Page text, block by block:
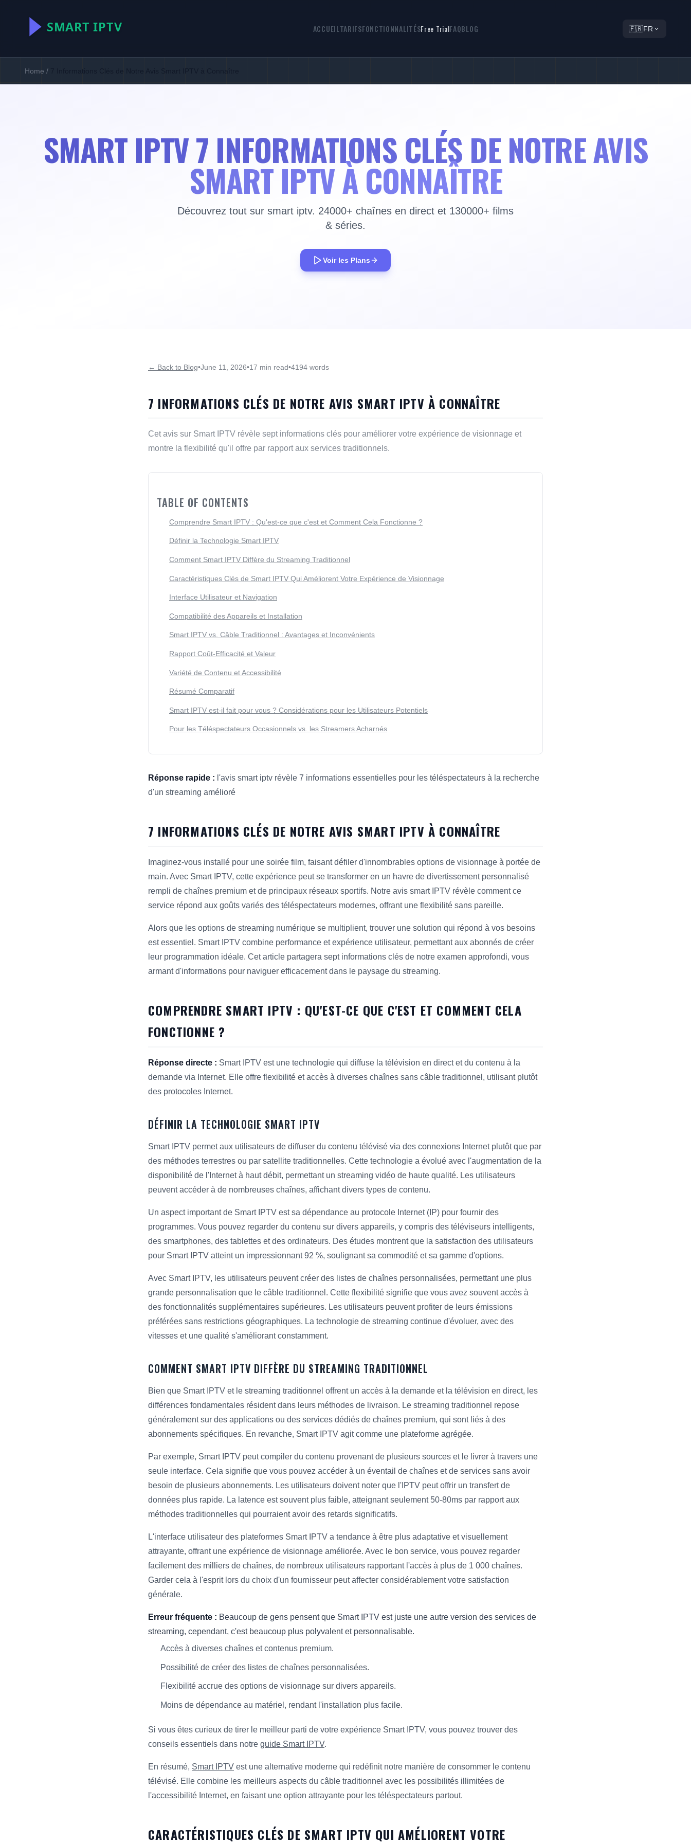
ACCUEIL TARIFSFONCTIONNALITÉSFree TrialFAQBLOG 🇫🇷FR
Home / 7 Informations Clés de Notre Avis Smart IPTV à Connaître
SMART IPTV 7 INFORMATIONS CLÉS DE NOTRE AVIS
SMART IPTV À CONNAÎTRE
Découvrez tout sur smart iptv. 24000+ chaînes en direct et 130000+ films
& séries.
Voir les Plans
← Back to Blog•June 11, 2026•17 min read•4194 words
7 INFORMATIONS CLÉS DE NOTRE AVIS SMART IPTV À CONNAÎTRE
Cet avis sur Smart IPTV révèle sept informations clés pour améliorer votre expérience de visionnage et
montre la flexibilité qu'il offre par rapport aux services traditionnels.
TABLE OF CONTENTS
Comprendre Smart IPTV : Qu'est-ce que c'est et Comment Cela Fonctionne ?
Définir la Technologie Smart IPTV
Comment Smart IPTV Diffère du Streaming Traditionnel
Caractéristiques Clés de Smart IPTV Qui Améliorent Votre Expérience de Visionnage
Interface Utilisateur et Navigation
Compatibilité des Appareils et Installation
Smart IPTV vs. Câble Traditionnel : Avantages et Inconvénients
Rapport Coût-Efficacité et Valeur
Variété de Contenu et Accessibilité
Résumé Comparatif
Smart IPTV est-il fait pour vous ? Considérations pour les Utilisateurs Potentiels
Pour les Téléspectateurs Occasionnels vs. les Streamers Acharnés
Réponse rapide : l'avis smart iptv révèle 7 informations essentielles pour les téléspectateurs à la recherche
d'un streaming amélioré
7 INFORMATIONS CLÉS DE NOTRE AVIS SMART IPTV À CONNAÎTRE
Imaginez-vous installé pour une soirée film, faisant défiler d'innombrables options de visionnage à portée de
main. Avec Smart IPTV, cette expérience peut se transformer en un havre de divertissement personnalisé
rempli de chaînes premium et de principaux réseaux sportifs. Notre avis smart IPTV révèle comment ce
service répond aux goûts variés des téléspectateurs modernes, offrant une flexibilité sans pareille.
Alors que les options de streaming numérique se multiplient, trouver une solution qui répond à vos besoins
est essentiel. Smart IPTV combine performance et expérience utilisateur, permettant aux abonnés de créer
leur programmation idéale. Cet article partagera sept informations clés de notre examen approfondi, vous
armant d'informations pour naviguer efficacement dans le paysage du streaming.
COMPRENDRE SMART IPTV : QU'EST-CE QUE C'EST ET COMMENT CELA
FONCTIONNE ?
Réponse directe : Smart IPTV est une technologie qui diffuse la télévision en direct et du contenu à la
demande via Internet. Elle offre flexibilité et accès à diverses chaînes sans câble traditionnel, utilisant plutôt
des protocoles Internet.
DÉFINIR LA TECHNOLOGIE SMART IPTV
Smart IPTV permet aux utilisateurs de diffuser du contenu télévisé via des connexions Internet plutôt que par
des méthodes terrestres ou par satellite traditionnelles. Cette technologie a évolué avec l'augmentation de la
disponibilité de l'Internet à haut débit, permettant un streaming vidéo de haute qualité. Les utilisateurs
peuvent accéder à de nombreuses chaînes, affichant divers types de contenu.
Un aspect important de Smart IPTV est sa dépendance au protocole Internet (IP) pour fournir des
programmes. Vous pouvez regarder du contenu sur divers appareils, y compris des téléviseurs intelligents,
des smartphones, des tablettes et des ordinateurs. Des études montrent que la satisfaction des utilisateurs
pour Smart IPTV atteint un impressionnant 92 %, soulignant sa commodité et sa gamme d'options.
Avec Smart IPTV, les utilisateurs peuvent créer des listes de chaînes personnalisées, permettant une plus
grande personnalisation que le câble traditionnel. Cette flexibilité signifie que vous avez souvent accès à
des fonctionnalités supplémentaires supérieures. Les utilisateurs peuvent profiter de leurs émissions
préférées sans restrictions géographiques. La technologie de streaming continue d'évoluer, avec des
vitesses et une qualité s'améliorant constamment.
COMMENT SMART IPTV DIFFÈRE DU STREAMING TRADITIONNEL
Bien que Smart IPTV et le streaming traditionnel offrent un accès à la demande et la télévision en direct, les
différences fondamentales résident dans leurs méthodes de livraison. Le streaming traditionnel repose
généralement sur des applications ou des services dédiés de chaînes premium, qui sont liés à des
abonnements spécifiques. En revanche, Smart IPTV agit comme une plateforme agrégée.
Par exemple, Smart IPTV peut compiler du contenu provenant de plusieurs sources et le livrer à travers une
seule interface. Cela signifie que vous pouvez accéder à un éventail de chaînes et de services sans avoir
besoin de plusieurs abonnements. Les utilisateurs doivent noter que l'IPTV peut offrir un transfert de
données plus rapide. La latence est souvent plus faible, atteignant seulement 50-80ms par rapport aux
méthodes traditionnelles qui pourraient avoir des retards significatifs.
L'interface utilisateur des plateformes Smart IPTV a tendance à être plus adaptative et visuellement
attrayante, offrant une expérience de visionnage améliorée. Avec le bon service, vous pouvez regarder
facilement des milliers de chaînes, de nombreux utilisateurs rapportant l'accès à plus de 1 000 chaînes.
Garder cela à l'esprit lors du choix d'un fournisseur peut affecter considérablement votre satisfaction
générale.
Erreur fréquente : Beaucoup de gens pensent que Smart IPTV est juste une autre version des services de
streaming, cependant, c'est beaucoup plus polyvalent et personnalisable.
Accès à diverses chaînes et contenus premium.
Possibilité de créer des listes de chaînes personnalisées.
Flexibilité accrue des options de visionnage sur divers appareils.
Moins de dépendance au matériel, rendant l'installation plus facile.
Si vous êtes curieux de tirer le meilleur parti de votre expérience Smart IPTV, vous pouvez trouver des
conseils essentiels dans notre guide Smart IPTV.
En résumé, Smart IPTV est une alternative moderne qui redéfinit notre manière de consommer le contenu
télévisé. Elle combine les meilleurs aspects du câble traditionnel avec les possibilités illimitées de
l'accessibilité Internet, en faisant une option attrayante pour les téléspectateurs partout.
CARACTÉRISTIQUES CLÉS DE SMART IPTV QUI AMÉLIORENT VOTRE